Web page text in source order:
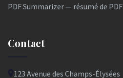
PDF Summarizer — résumé de PDF
Contact
123 Avenue des Champs-Élysées